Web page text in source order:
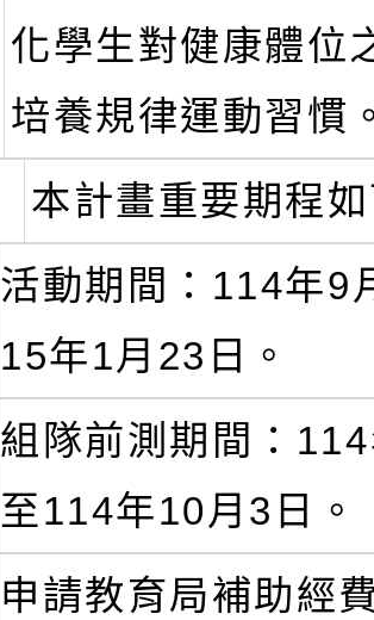
化學生對健康體位
培養規律運動習慣
本計畫重要期程
活動期間：114年9
15年1月23日。
組隊前測期間：
至114年10月3日。
申請教育局補助經